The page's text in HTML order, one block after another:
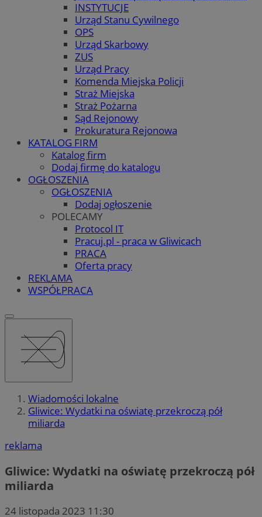
INSTYTUCJE
Urząd Stanu Cywilnego
OPS
Urząd Skarbowy
ZUS
Urząd Pracy
Komenda Miejska Policji
Straż Miejska
Straż Pożarna
Sąd Rejonowy
Prokuratura Rejonowa
KATALOG FIRM
Katalog firm
Dodaj firmę do katalogu
OGŁOSZENIA
OGŁOSZENIA
Dodaj ogłoszenie
POLECAMY
Protocol IT
Pracuj.pl - praca w Gliwicach
PRACA
Oferta pracy
REKLAMA
WSPÓŁPRACA
Wiadomości lokalne
Gliwice: Wydatki na oświatę przekroczą pół
miliarda
reklama
Gliwice: Wydatki na oświatę przekroczą pół
miliarda
24 listopada 2023 11:30